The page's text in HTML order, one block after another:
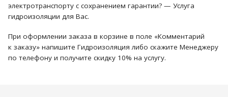
электротранспорту с сохранением гарантии? — Услуга
гидроизоляции для Вас.
При оформлении заказа в корзине в поле «Комментарий
к заказу» напишите Гидроизоляция либо скажите Менеджеру
по телефону и получите скидку 10% на услугу.